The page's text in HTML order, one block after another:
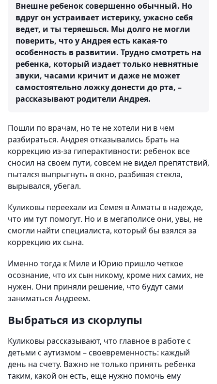
Внешне ребенок совершенно обычный. Но
вдруг он устраивает истерику, ужасно себя
ведет, и ты теряешься. Мы долго не могли
поверить, что у Андрея есть какая-то
особенность в развитии. Трудно смотреть на
ребенка, который издает только невнятные
звуки, часами кричит и даже не может
самостоятельно ложку донести до рта, –
рассказывают родители Андрея.
Пошли по врачам, но те не хотели ни в чем
разбираться. Андрея отказывались брать на
коррекцию из-за гиперактивности: ребенок все
сносил на своем пути, совсем не видел препятствий,
пытался выпрыгнуть в окно, разбивая стекла,
вырывался, убегал.
Куликовы переехали из Семея в Алматы в надежде,
что им тут помогут. Но и в мегаполисе они, увы, не
смогли найти специалиста, который бы взялся за
коррекцию их сына.
Именно тогда к Миле и Юрию пришло четкое
осознание, что их сын никому, кроме них самих, не
нужен. Они приняли решение, что будут сами
заниматься Андреем.
Выбраться из скорлупы
Куликовы рассказывают, что главное в работе с
детьми с аутизмом – своевременность: каждый
день на счету. Важно не только принять ребенка
таким, какой он есть, еще нужно помочь ему